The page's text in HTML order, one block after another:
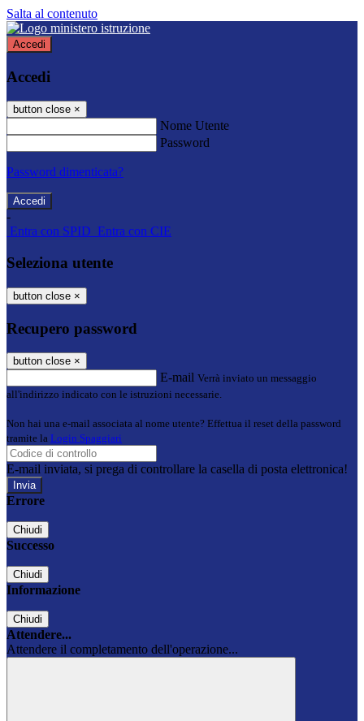
Salta al contenuto
Accedi
Accedi
button close ×
Nome Utente
Password
Password dimenticata?
-
Entra con SPID Entra con CIE
Seleziona utente
button close ×
Recupero password
button close ×
E-mail Verrà inviato un messaggio
all'indirizzo indicato con le istruzioni necessarie.
Non hai una e-mail associata al nome utente? Effettua il reset della password
tramite la Login Spaggiari
E-mail inviata, si prega di controllare la casella di posta elettronica!
Errore
Chiudi
Successo
Chiudi
Informazione
Chiudi
Attendere...
Attendere il completamento dell'operazione...